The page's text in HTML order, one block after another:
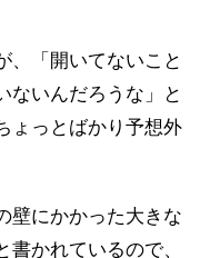
、「開いてないこと
ないんだろうな」と
ょっとばかり予想外
壁にかかった大きな
かれているので、